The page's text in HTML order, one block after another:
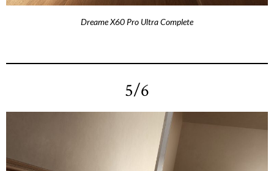
Dreame X60 Pro Ultra Complete
5/6